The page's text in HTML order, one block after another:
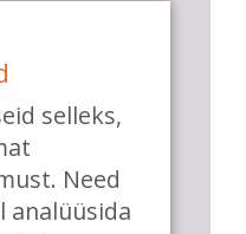
selleks,
Need
analüüsida